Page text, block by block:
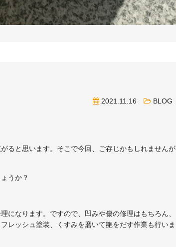
2021.11.16 BLOG
ると思います。そこで今回、ご存じかもしれませんが
うか？
になります。ですので、凹みや傷の修理はもちろん、
レッシュ塗装、くすみを磨いて艶をだす作業も行いま